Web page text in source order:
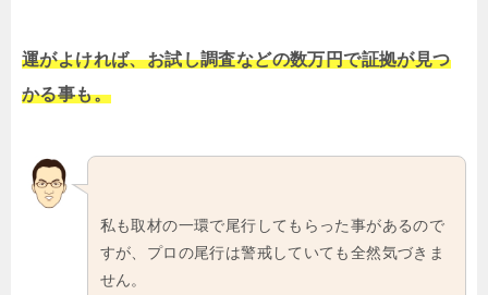
運がよければ、お試し調査などの数万円で証拠が見つ
かる事も。
私も取材の一環で尾行してもらった事があるので
すが、プロの尾行は警戒していても全然気づきま
せん。